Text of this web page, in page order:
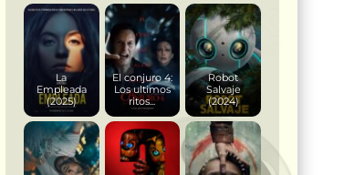
La
Empleada
(2025)
El conjuro 4:
Los ultimos
ritos...
Robot
Salvaje
(2024)